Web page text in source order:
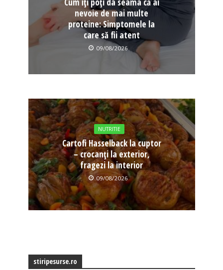
Cum îți poți da seama că ai
nevoie de mai multe
proteine: Simptomele la
care să fii atent
09/08/2026
NUTRITIE
Cartofi Hasselback la cuptor
– crocanți la exterior,
fragezi la interior
09/08/2026
stiripesurse.ro